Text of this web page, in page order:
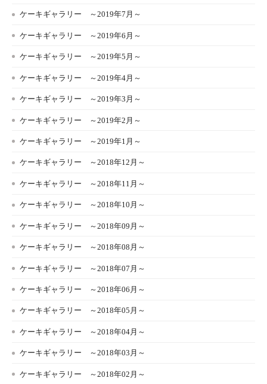
ケーキギャラリー ～2019年7月～
ケーキギャラリー ～2019年6月～
ケーキギャラリー ～2019年5月～
ケーキギャラリー ～2019年4月～
ケーキギャラリー ～2019年3月～
ケーキギャラリー ～2019年2月～
ケーキギャラリー ～2019年1月～
ケーキギャラリー ～2018年12月～
ケーキギャラリー ～2018年11月～
ケーキギャラリー ～2018年10月～
ケーキギャラリー ～2018年09月～
ケーキギャラリー ～2018年08月～
ケーキギャラリー ～2018年07月～
ケーキギャラリー ～2018年06月～
ケーキギャラリー ～2018年05月～
ケーキギャラリー ～2018年04月～
ケーキギャラリー ～2018年03月～
ケーキギャラリー ～2018年02月～